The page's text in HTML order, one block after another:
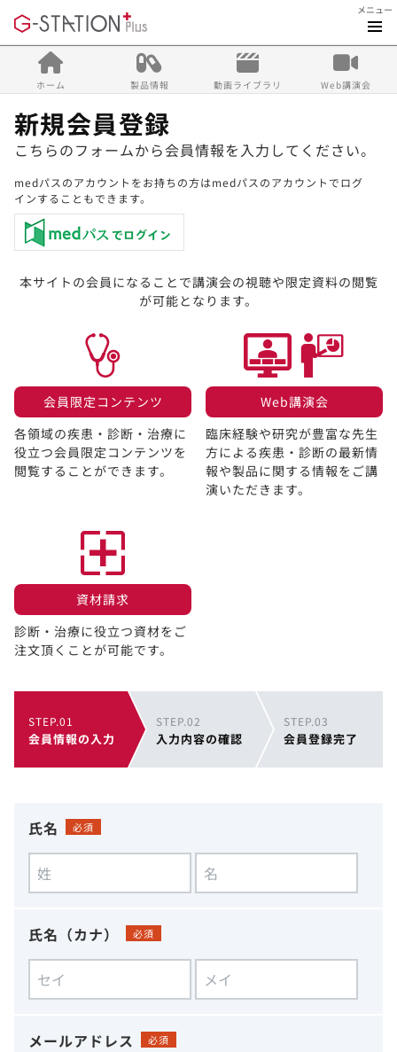
メニュー
ホーム 製品情報 動画ライブラリ Web講演会
新規会員登録
こちらのフォームから会員情報を入力してください。
medパスのアカウントをお持ちの方はmedパスのアカウントでログ
インすることもできます。
本サイトの会員になることで講演会の視聴や限定資料の閲覧
が可能となります。
会員限定コンテンツ​
各領域の疾患・診断・治療に
役立つ会員限定コンテンツを
閲覧することができます。​
Web講演会​
臨床経験や研究が豊富な先生
方による疾患・診断の最新情
報や製品に関する情報をご講
演いただきます。
資材請求​
診断・治療に役立つ資材をご
注文頂くことが可能です。
STEP.01
会員情報の入力
STEP.02
入力内容の確認
STEP.03
会員登録完了
氏名 必須
氏名（カナ） 必須
メールアドレス 必須